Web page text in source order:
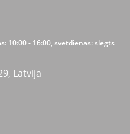
10:00 - 16:00, svētdienās: slēgts
Latvija